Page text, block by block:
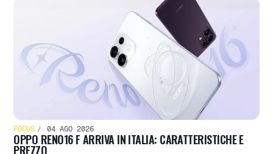
FOCUS 04 AGO 2026
OPPO RENO16 F ARRIVA IN ITALIA: CARATTERISTICHE E
PREZZO